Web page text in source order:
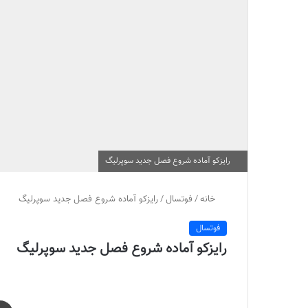
رايزكو آماده شروع فصل جديد سوپرليگ
خانه/ فوتسال/رايزكو آماده شروع فصل جديد سوپرليگ
فوتسال
رايزكو آماده شروع فصل جديد سوپرليگ